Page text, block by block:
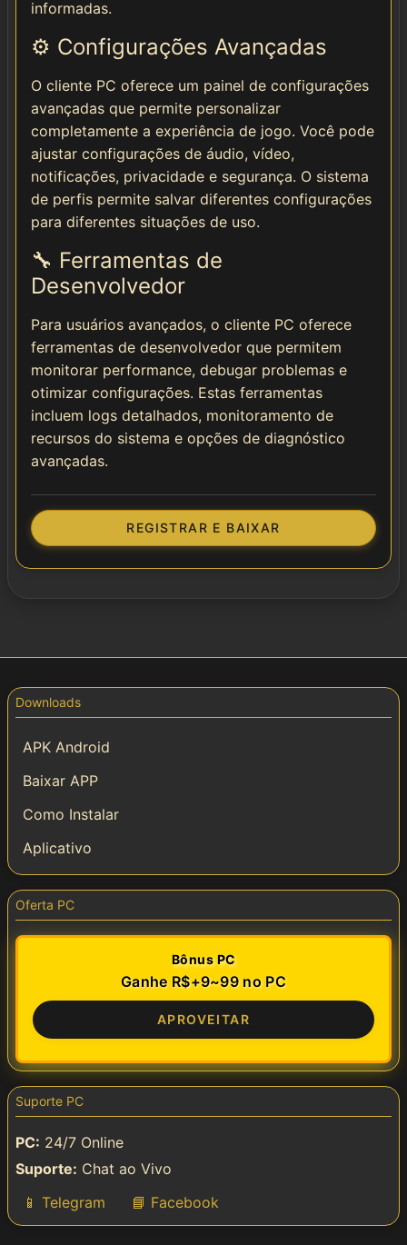
informadas.
⚙️ Configurações Avançadas
O cliente PC oferece um painel de configurações
avançadas que permite personalizar
completamente a experiência de jogo. Você pode
ajustar configurações de áudio, vídeo,
notificações, privacidade e segurança. O sistema
de perfis permite salvar diferentes configurações
para diferentes situações de uso.
🔧 Ferramentas de
Desenvolvedor
Para usuários avançados, o cliente PC oferece
ferramentas de desenvolvedor que permitem
monitorar performance, debugar problemas e
otimizar configurações. Estas ferramentas
incluem logs detalhados, monitoramento de
recursos do sistema e opções de diagnóstico
avançadas.
REGISTRAR E BAIXAR
Downloads
APK Android
Baixar APP
Como Instalar
Aplicativo
Oferta PC
Bônus PC
Ganhe R$+9~99 no PC
APROVEITAR
Suporte PC
PC: 24/7 Online
Suporte: Chat ao Vivo
📱 Telegram
📘 Facebook